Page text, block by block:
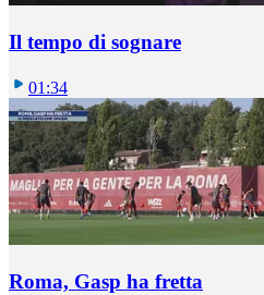
Il tempo di sognare
01:34
Roma, Gasp ha fretta